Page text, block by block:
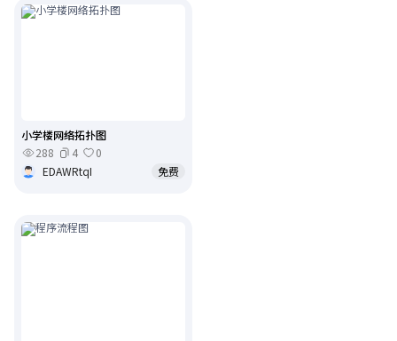
小学楼网络拓扑图
288
4
0
EDAWRtqI
免费